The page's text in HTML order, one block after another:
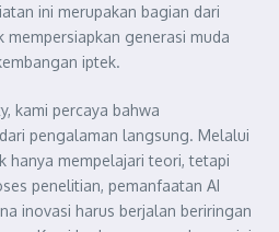
ini merupakan bagian dari
generasi muda
iptek.
kami percaya bahwa
pengalaman langsung. Melalui
hanya mempelajari teori, tetapi
penelitian, pemanfaatan AI
inovasi harus berjalan beriringan